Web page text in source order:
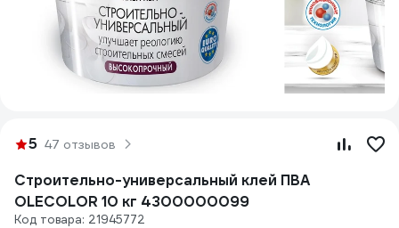
5 47 отзывов
Строительно-универсальный клей ПВА
OLECOLOR 10 кг 4300000099
Код товара: 21945772